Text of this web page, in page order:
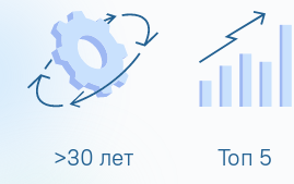
>30 лет Топ 5